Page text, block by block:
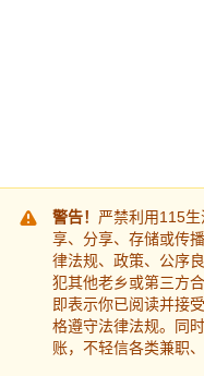
警告！ 严禁利用115
享、分享、存储或传
律法规、政策、公序
犯其他老乡或第三方
即表示你已阅读并接受
格遵守法律法规。同
账，不轻信各类兼职